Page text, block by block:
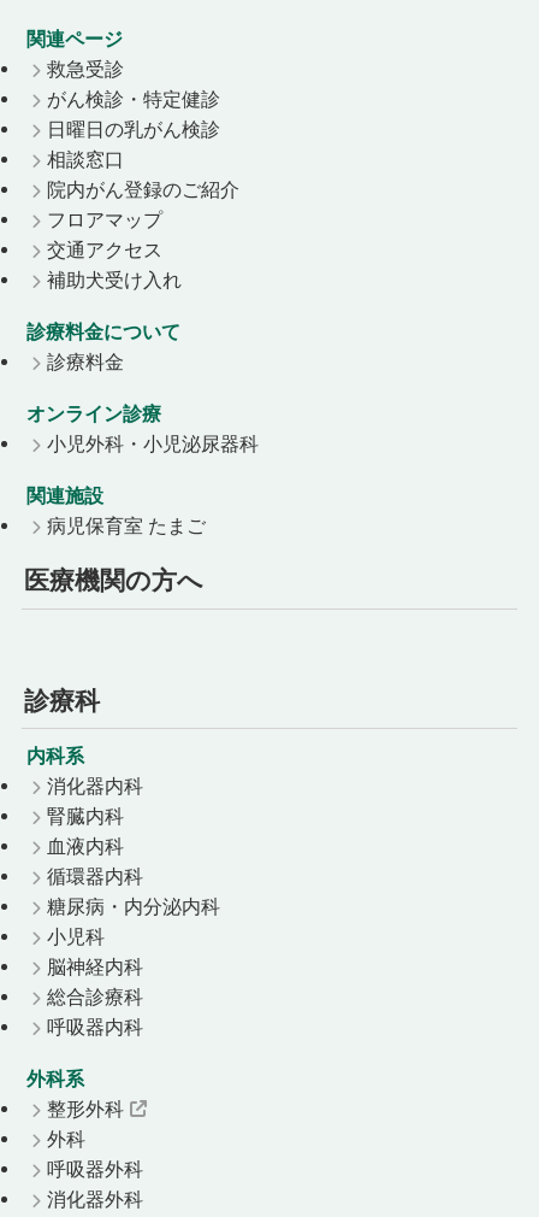
関連ページ
救急受診
がん検診・特定健診
日曜日の乳がん検診
相談窓口
院内がん登録のご紹介
フロアマップ
交通アクセス
補助犬受け入れ
診療料金について
診療料金
オンライン診療
小児外科・小児泌尿器科
関連施設
病児保育室 たまご
医療機関の方へ
診療科
内科系
消化器内科
腎臓内科
血液内科
循環器内科
糖尿病・内分泌内科
小児科
脳神経内科
総合診療科
呼吸器内科
外科系
整形外科
外科
呼吸器外科
消化器外科